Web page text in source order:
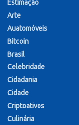
Estimação
Arte
Auatomóveis
Bitcoin
Brasil
Celebridade
Cidadania
Cidade
Criptoativos
Culinária